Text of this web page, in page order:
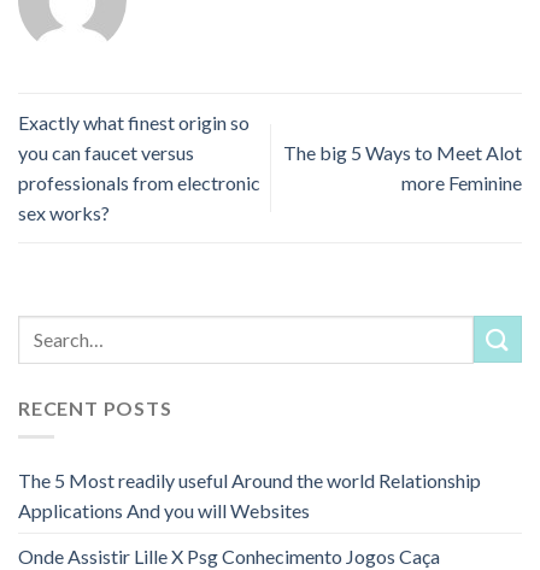
Exactly what finest origin so
you can faucet versus
professionals from electronic
sex works?
The big 5 Ways to Meet Alot
more Feminine
RECENT POSTS
The 5 Most readily useful Around the world Relationship
Applications And you will Websites
Onde Assistir Lille X Psg Conhecimento Jogos Caça